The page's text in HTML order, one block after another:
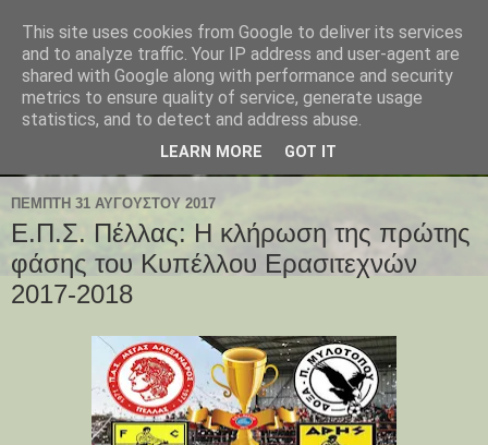
ΠΈΜΠΤΗ 31 ΑΥΓΟΎΣΤΟΥ 2017
Ε.Π.Σ. Πέλλας: Η κλήρωση της πρώτης
φάσης του Κυπέλλου Ερασιτεχνών
2017-2018
This site uses cookies from Google to deliver its services
and to analyze traffic. Your IP address and user-agent are
shared with Google along with performance and security
metrics to ensure quality of service, generate usage
statistics, and to detect and address abuse.
LEARN MORE GOT IT